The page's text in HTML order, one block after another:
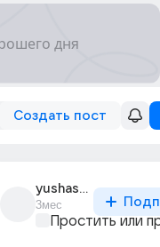
Создать пост
yushashaa
3мес
Простить или